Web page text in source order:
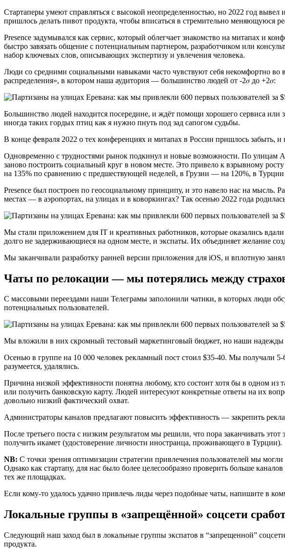
Стартаперы умеют справляться с высокой неопределенностью, но 2022 год
пришлось делать пивот продукта, чтобы вписаться в стремительно меняющуюся
Presence задумывался как сервис, который облегчает знакомство на митапах и
быстро завязать общение с потенциальным партнером, разработчиком или
набор ключевых слов, описывающих экспертизу и увлечения человека.
Люди со средними социальными навыками часто чувствуют себя некомфортно
распределения», в котором наша аудитория — большинство людей от -2𝜎 до +2𝜎:
Большинство людей находится посередине, и ждёт помощи хорошего сервиса или
иногда таких гордых птиц как я нужно пнуть под зад сапогом судьбы.
В конце февраля 2022 о тех конференциях и митапах в России пришлось забыть,
Одновременно с трудностями рынок подкинул и новые возможности. По улицам
заново построить социальный круг в новом месте. Это привело к взрывному
на 135% по сравнению с предшествующей неделей, в Грузии — на 120%, в
Presence был построен по геосоциальному принципу, и это навело нас на
местах — в аэропортах, на улицах и в коворкингах? Так осенью 2022 года
Мы стали приложением для IT и креативных работников, которые оказались
долго не задерживающиеся на одном месте, и экспаты. Их объединяет желание
Мы заканчивали разработку ранней версии приложения для iOS, и вплотную
Чаты по релокации — мы потерялись между
С массовыми переездами наши Телеграмы заполонили чатики, в которых люди
потенциальных пользователей.
Мы вложили в них скромный тестовый маркетинговый бюджет, но наши надежды
Осенью в группе на 10 000 человек рекламный пост стоил $35-40. Мы получали 5-
разумеется, удалялись.
Причина низкой эффективности понятна любому, кто состоит хотя бы в одном
или получить банковскую карту. Людей интересуют конкретные ответы на их
довольно низкий фактический охват.
Администраторы каналов предлагают повысить эффективность — закрепить
После третьего поста с низким результатом мы решили, что пора заканчивать
получить икамет (удостоверение личности иностранца, проживающего в Турции).
NB: С точки зрения оптимизации стратегии привлечения пользователей мы
Однако как стартапу, для нас было более целесообразно проверить больше
тех же площадках.
Если кому-то удалось удачно привлечь лиды через подобные чаты, напишите в
Локальные группы в «запрещённой» соцсети
Следующий наш заход был в локальные группы экспатов в “запрещенной”
продукта.